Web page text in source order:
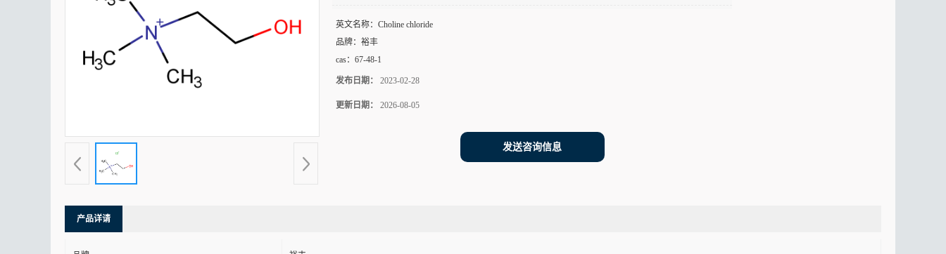
英文名称： Choline chloride
品牌： 裕丰
cas： 67-48-1
发布日期： 2023-02-28
更新日期： 2026-08-05
发送咨询信息
产品详请